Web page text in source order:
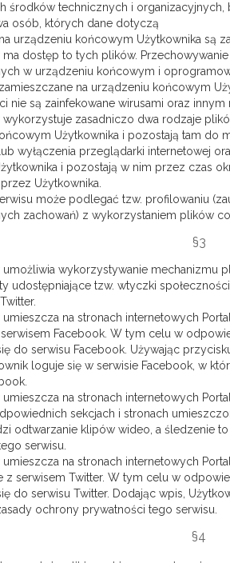
środków technicznych i organizacyjnych,
osób, których dane dotyczą
urządzeniu końcowym Użytkownika są
ma dostęp to tych plików.
w urządzeniu końcowym i
na urządzeniu końcowym
nie są zainfekowane wirusami oraz
wykorzystuje zasadniczo dwa rodzaje
Użytkownika i pozostają tam do
wyłączenia przeglądarki internetowej
i pozostają w nim przez czas
Użytkownika.
może podlegać tzw. profilowaniu
zachowań) z wykorzystaniem plików
§3
umożliwia wykorzystywanie mechanizmu
udostępniające tzw. wtyczki
na stronach internetowych
Facebook. W tym celu w
do serwisu Facebook. Używając
loguje się w serwisie Facebook, w
na stronach internetowych
sekcjach i stronach
odtwarzanie klipów wideo, a śledzenie
serwisu.
na stronach internetowych
z serwisem Twitter. W tym celu w
do serwisu Twitter. Dodając wpis,
ochrony prywatności tego serwisu.
§4